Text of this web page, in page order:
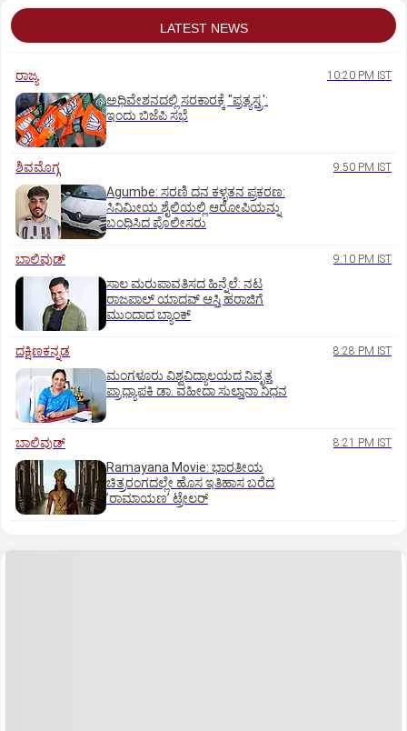
LATEST NEWS
ರಾಜ್ಯ 10:20 PM IST
ಅಧಿವೇಶನದಲ್ಲಿ ಸರಕಾರಕ್ಕೆ "ಪ್ರತ್ಯಸ್ತ್ರ':
ಇಂದು ಬಿಜೆಪಿ ಸಭೆ
ಶಿವಮೊಗ್ಗ 9:50 PM IST
Agumbe: ಸರಣಿ ದನ ಕಳ್ಳತನ ಪ್ರಕರಣ:
ಸಿನಿಮೀಯ ಶೈಲಿಯಲ್ಲಿ ಆರೋಪಿಯನ್ನು
ಬಂಧಿಸಿದ ಪೊಲೀಸರು
ಬಾಲಿವುಡ್‌ 9:10 PM IST
ಸಾಲ ಮರುಪಾವತಿಸದ ಹಿನ್ನೆಲೆ: ನಟ
ರಾಜಪಾಲ್ ಯಾದವ್‌ ಆಸ್ತಿ ಹರಾಜಿಗೆ
ಮುಂದಾದ ಬ್ಯಾಂಕ್
ದಕ್ಷಿಣಕನ್ನಡ 8:28 PM IST
ಮಂಗಳೂರು ವಿಶ್ವವಿದ್ಯಾಲಯದ ನಿವೃತ್ತ
ಪ್ರಾಧ್ಯಾಪಕಿ ಡಾ. ವಹೀದಾ ಸುಲ್ತಾನಾ ನಿಧನ
ಬಾಲಿವುಡ್‌ 8:21 PM IST
Ramayana Movie: ಭಾರತೀಯ
ಚಿತ್ರರಂಗದಲ್ಲೇ ಹೊಸ ಇತಿಹಾಸ ಬರೆದ
ʼರಾಮಾಯಣʼ ಟ್ರೇಲರ್